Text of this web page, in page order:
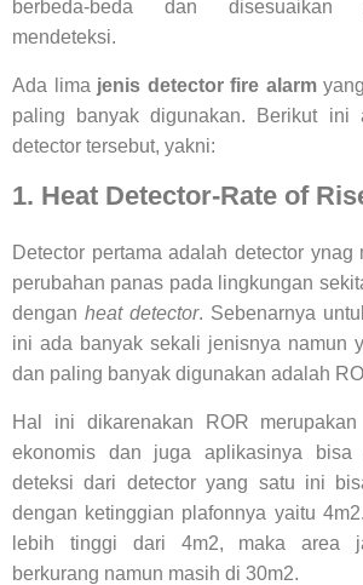
berbeda-beda dan disesuaikan
mendeteksi.
Ada lima jenis detector fire alarm
paling banyak digunakan. Berikut ini
detector tersebut, yakni:
1. Heat Detector-Rate of
Detector pertama adalah detector ynag
perubahan panas pada lingkungan
dengan heat detector. Sebenarnya
ini ada banyak sekali jenisnya namun
dan paling banyak digunakan adalah
Hal ini dikarenakan ROR
ekonomis dan juga aplikasinya bisa
deteksi dari detector yang satu ini
dengan ketinggian plafonnya yaitu
lebih tinggi dari 4m2, maka area
berkurang namun masih di 30m2.